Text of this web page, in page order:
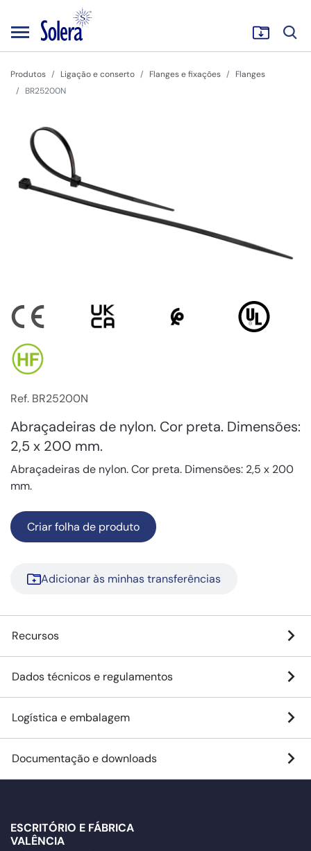
Produtos Ligação e conserto Flanges e fixações
Flanges
BR25200N
Ref. BR25200N
Abraçadeiras de nylon. Cor preta. Dimensões:
2,5 x 200 mm.
Abraçadeiras de nylon. Cor preta. Dimensões: 2,5 x 200
mm.
Criar folha de produto
Adicionar às minhas transferências
Recursos
Dados técnicos e regulamentos
Logística e embalagem
Documentação e downloads
ESCRITÓRIO E FÁBRICA
VALÊNCIA